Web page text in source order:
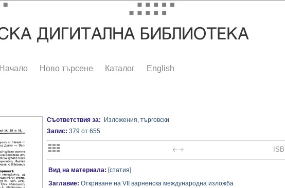
Начало Ново търсене Каталог English
Съответствия за: Изложения, търговски
Запис: 379 от 655
Вид на материала: [статия]
Заглавие: Откриване на VII варненска международна изложба